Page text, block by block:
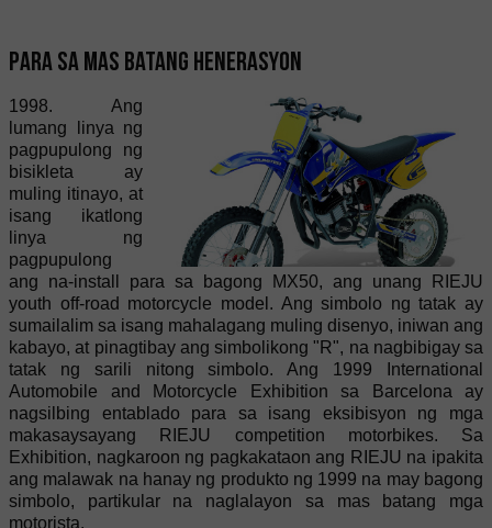
Para sa mas batang henerasyon
1998. Ang
lumang linya ng
pagpupulong ng
bisikleta ay
muling itinayo, at
isang ikatlong
linya ng
pagpupulong
ang na-install para sa bagong MX50, ang unang RIEJU
youth off-road motorcycle model. Ang simbolo ng tatak ay
sumailalim sa isang mahalagang muling disenyo, iniwan ang
kabayo, at pinagtibay ang simbolikong "R", na nagbibigay sa
tatak ng sarili nitong simbolo. Ang 1999 International
Automobile and Motorcycle Exhibition sa Barcelona ay
nagsilbing entablado para sa isang eksibisyon ng mga
makasaysayang RIEJU competition motorbikes. Sa
Exhibition, nagkaroon ng pagkakataon ang RIEJU na ipakita
ang malawak na hanay ng produkto ng 1999 na may bagong
simbolo, partikular na naglalayon sa mas batang mga
motorista.